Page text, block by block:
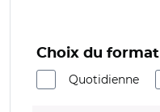
Choix du format
Quotidienne